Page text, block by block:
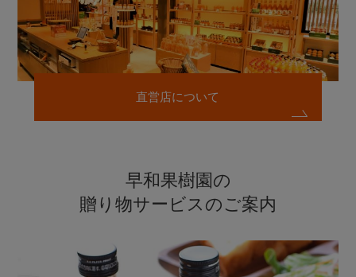
直営店について
早和果樹園の
贈り物サービスのご案内